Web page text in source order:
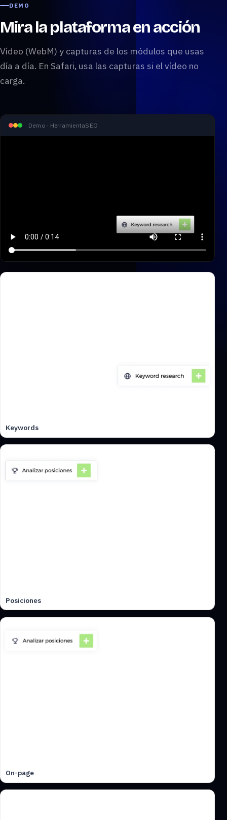
DEMO
Mira la plataforma en acción
Vídeo (WebM) y capturas de los módulos que usas
día a día. En Safari, usa las capturas si el vídeo no
carga.
Demo · HerramientaSEO
Keywords
Posiciones
On-page